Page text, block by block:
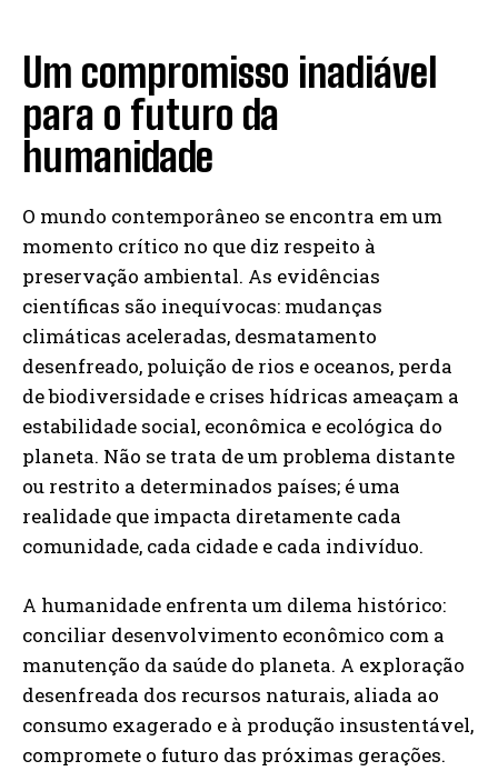
Um compromisso inadiável
para o futuro da
humanidade
O mundo contemporâneo se encontra em um
momento crítico no que diz respeito à
preservação ambiental. As evidências
científicas são inequívocas: mudanças
climáticas aceleradas, desmatamento
desenfreado, poluição de rios e oceanos, perda
de biodiversidade e crises hídricas ameaçam a
estabilidade social, econômica e ecológica do
planeta. Não se trata de um problema distante
ou restrito a determinados países; é uma
realidade que impacta diretamente cada
comunidade, cada cidade e cada indivíduo.
A humanidade enfrenta um dilema histórico:
conciliar desenvolvimento econômico com a
manutenção da saúde do planeta. A exploração
desenfreada dos recursos naturais, aliada ao
consumo exagerado e à produção insustentável,
compromete o futuro das próximas gerações.